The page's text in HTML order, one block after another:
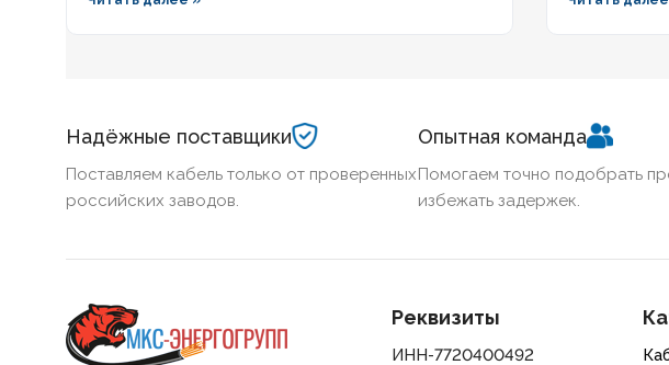
трассы для доставки и чем версия с индексом нг
грунтовых
Надёжные поставщики
Поставляем кабель только от проверенных
российских заводов.
Опытная команда
Помогаем точно подобрать
избежать задержек.
Реквизиты
ИНН-7720400492